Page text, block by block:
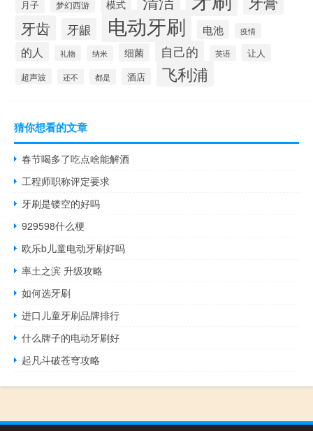
月子 梦幻西游 模式
牙齿 牙龈 电动牙刷 电池 疫情
的人 礼物 纳米 细菌 自己的 英语 让人
超声波 还不 都是 酒店 飞利浦
猜你想看的文章
春节喝多了吃点啥能解酒
工程师职称评定要求
牙刷是镂空的好吗
929598什么梗
欧乐b儿童电动牙刷好吗
率土之滨 升级攻略
如何选牙刷
进口儿童牙刷品牌排行
什么牌子的电动牙刷好
起凡斗破苍穹攻略